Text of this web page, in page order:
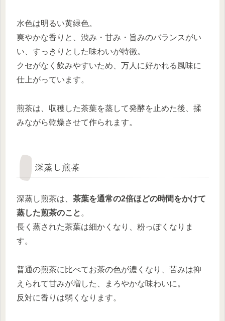
水色は明るい黄緑色。
爽やかな香りと、渋み・甘み・旨みのバランスがい
い、すっきりとした味わいが特徴。
クセがなく飲みやすいため、万人に好かれる風味に
仕上がっています。
煎茶は、収穫した茶葉を蒸して発酵を止めた後、揉
みながら乾燥させて作られます。
深蒸し煎茶
深蒸し煎茶は、 茶葉を通常の2倍ほどの時間をかけて
蒸した煎茶のこと 。
長く蒸された茶葉は細かくなり、粉っぽくなりま
す。
普通の煎茶に比べてお茶の色が濃くなり、苦みは抑
えられて甘みが増した、まろやかな味わいに。
反対に香りは弱くなります。